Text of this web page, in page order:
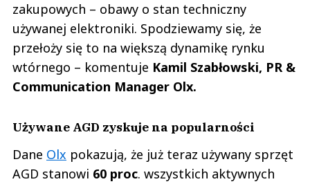
zakupowych – obawy o stan techniczny
używanej elektroniki. Spodziewamy się, że
przełoży się to na większą dynamikę rynku
wtórnego – komentuje Kamil Szabłowski, PR &
Communication Manager Olx.
Używane AGD zyskuje na popularności
Dane Olx pokazują, że już teraz używany sprzęt
AGD stanowi 60 proc. wszystkich aktywnych